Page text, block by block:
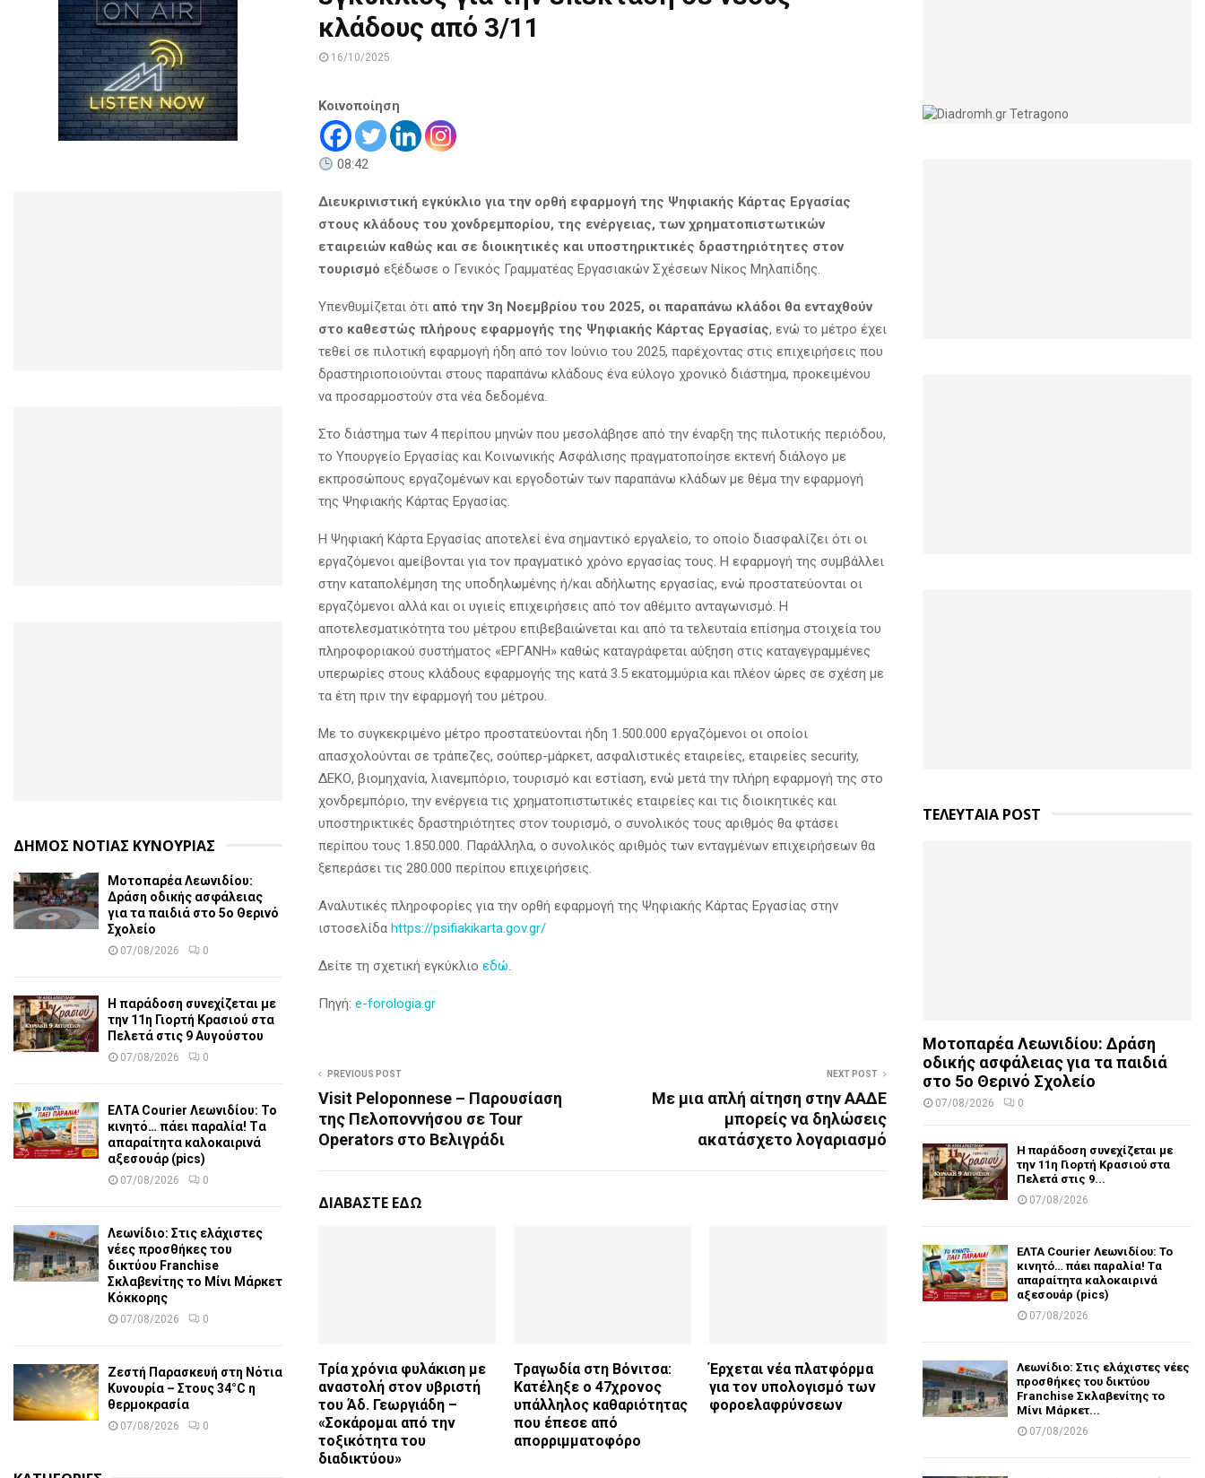
κλάδους από 3/11
16/10/2025
Κοινοποίηση
08:42
Διευκρινιστική εγκύκλιο για την ορθή εφαρμογή της Ψηφιακής Κάρτας Εργασίας
στους κλάδους του χονδρεμπορίου, της ενέργειας, των χρηματοπιστωτικών
εταιρειών καθώς και σε διοικητικές και υποστηρικτικές δραστηριότητες στον
τουρισμό εξέδωσε ο Γενικός Γραμματέας Εργασιακών Σχέσεων Νίκος Μηλαπίδης.
Υπενθυμίζεται ότι από την 3η Νοεμβρίου του 2025, οι παραπάνω κλάδοι θα ενταχθούν
στο καθεστώς πλήρους εφαρμογής της Ψηφιακής Κάρτας Εργασίας, ενώ το μέτρο έχει
τεθεί σε πιλοτική εφαρμογή ήδη από τον Ιούνιο του 2025, παρέχοντας στις επιχειρήσεις που
δραστηριοποιούνται στους παραπάνω κλάδους ένα εύλογο χρονικό διάστημα, προκειμένου
να προσαρμοστούν στα νέα δεδομένα.
Στο διάστημα των 4 περίπου μηνών που μεσολάβησε από την έναρξη της πιλοτικής περιόδου,
το Υπουργείο Εργασίας και Κοινωνικής Ασφάλισης πραγματοποίησε εκτενή διάλογο με
εκπροσώπους εργαζομένων και εργοδοτών των παραπάνω κλάδων με θέμα την εφαρμογή
της Ψηφιακής Κάρτας Εργασίας.
Η Ψηφιακή Κάρτα Εργασίας αποτελεί ένα σημαντικό εργαλείο, το οποίο διασφαλίζει ότι οι
εργαζόμενοι αμείβονται για τον πραγματικό χρόνο εργασίας τους. Η εφαρμογή της συμβάλλει
στην καταπολέμηση της υποδηλωμένης ή/και αδήλωτης εργασίας, ενώ προστατεύονται οι
εργαζόμενοι αλλά και οι υγιείς επιχειρήσεις από τον αθέμιτο ανταγωνισμό. Η
αποτελεσματικότητα του μέτρου επιβεβαιώνεται και από τα τελευταία επίσημα στοιχεία του
πληροφοριακού συστήματος «ΕΡΓΑΝΗ» καθώς καταγράφεται αύξηση στις καταγεγραμμένες
υπερωρίες στους κλάδους εφαρμογής της κατά 3.5 εκατομμύρια και πλέον ώρες σε σχέση με
τα έτη πριν την εφαρμογή του μέτρου.
Με το συγκεκριμένο μέτρο προστατεύονται ήδη 1.500.000 εργαζόμενοι οι οποίοι
απασχολούνται σε τράπεζες, σούπερ-μάρκετ, ασφαλιστικές εταιρείες, εταιρείες security,
ΔΕΚΟ, βιομηχανία, λιανεμπόριο, τουρισμό και εστίαση, ενώ μετά την πλήρη εφαρμογή της στο
χονδρεμπόριο, την ενέργεια τις χρηματοπιστωτικές εταιρείες και τις διοικητικές και
υποστηρικτικές δραστηριότητες στον τουρισμό, ο συνολικός τους αριθμός θα φτάσει
περίπου τους 1.850.000. Παράλληλα, ο συνολικός αριθμός των ενταγμένων επιχειρήσεων θα
ξεπεράσει τις 280.000 περίπου επιχειρήσεις.
Αναλυτικές πληροφορίες για την ορθή εφαρμογή της Ψηφιακής Κάρτας Εργασίας στην
ιστοσελίδα https://psifiakikarta.gov.gr/
Δείτε τη σχετική εγκύκλιο εδώ.
Πηγή: e-forologia.gr
PREVIOUS POST
Visit Peloponnese – Παρουσίαση
της Πελοποννήσου σε Tour
Operators στο Βελιγράδι
NEXT POST
Με μια απλή αίτηση στην ΑΑΔΕ
μπορείς να δηλώσεις
ακατάσχετο λογαριασμό
ΔΙΑΒΑΣΤΕ ΕΔΩ
Τρία χρόνια φυλάκιση με
αναστολή στον υβριστή
του Άδ. Γεωργιάδη –
«Σοκάρομαι από την
τοξικότητα του
διαδικτύου»
Τραγωδία στη Βόνιτσα:
Κατέληξε ο 47χρονος
υπάλληλος καθαριότητας
που έπεσε από
απορριμματοφόρο
Έρχεται νέα πλατφόρμα
για τον υπολογισμό των
φοροελαφρύνσεων
ΔΗΜΟΣ ΝΟΤΙΑΣ ΚΥΝΟΥΡΙΑΣ
Μοτοπαρέα Λεωνιδίου:
Δράση οδικής ασφάλειας
για τα παιδιά στο 5ο Θερινό
Σχολείο
07/08/2026 0
Η παράδοση συνεχίζεται με
την 11η Γιορτή Κρασιού στα
Πελετά στις 9 Αυγούστου
07/08/2026 0
ΕΛΤΑ Courier Λεωνιδίου: Το
κινητό… πάει παραλία! Tα
απαραίτητα καλοκαιρινά
αξεσουάρ (pics)
07/08/2026 0
Λεωνίδιο: Στις ελάχιστες
νέες προσθήκες του
δικτύου Franchise
Σκλαβενίτης το Μίνι Μάρκετ
Κόκκορης
07/08/2026 0
Ζεστή Παρασκευή στη Νότια
Κυνουρία – Στους 34°C η
θερμοκρασία
07/08/2026 0
ΤΕΛΕΥΤΑΙΑ POST
Μοτοπαρέα Λεωνιδίου: Δράση
οδικής ασφάλειας για τα παιδιά
στο 5ο Θερινό Σχολείο
07/08/2026 0
Η παράδοση συνεχίζεται με
την 11η Γιορτή Κρασιού στα
Πελετά στις 9...
07/08/2026
ΕΛΤΑ Courier Λεωνιδίου: Το
κινητό… πάει παραλία! Tα
απαραίτητα καλοκαιρινά
αξεσουάρ (pics)
07/08/2026
Λεωνίδιο: Στις ελάχιστες νέες
προσθήκες του δικτύου
Franchise Σκλαβενίτης το
Μίνι Μάρκετ...
07/08/2026